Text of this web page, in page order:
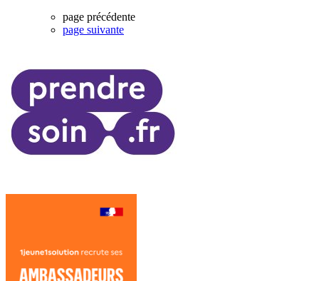
page précédente
page suivante